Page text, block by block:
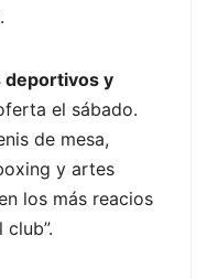
deportivos y
el sábado.
de mesa,
y artes
los más reacios